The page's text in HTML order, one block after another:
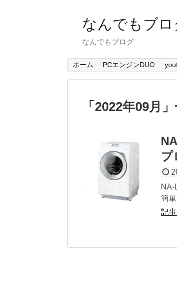
なんでもブ
なんでもブログ
ホーム PCエンジンDUO
「 2022年09月 」
プ
簡単
記